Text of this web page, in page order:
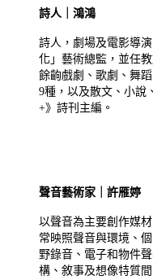
詩人｜鴻鴻
詩人，劇場及電影導
化」藝術總監，並任
餘齣戲劇、歌劇、舞
9種，以及散文、小說
+》詩刊主編。
聲音藝術家｜許雁婷
以聲音為主要創作媒
常映照聲音與環境、
野錄音、電子和物件
構、敘事及想像特質